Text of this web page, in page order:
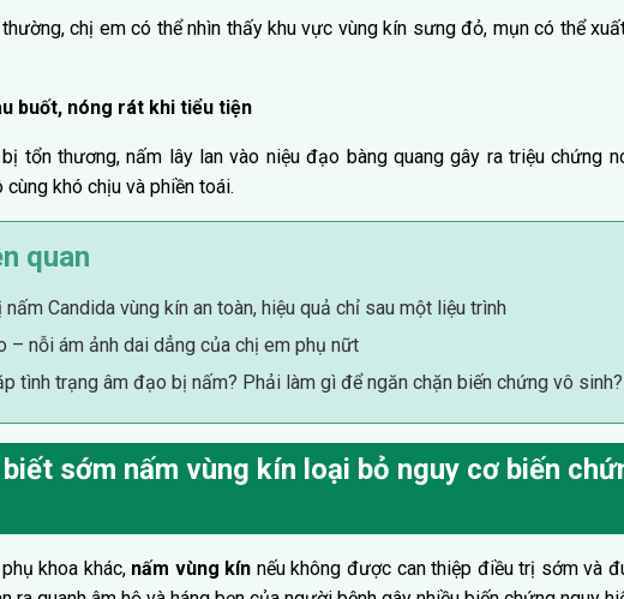
chị em có thể nhìn thấy khu vực vùng kín sưng đỏ, mụn có thể
buốt, nóng rát khi tiểu tiện
tổn thương, nấm lây lan vào niệu đạo bàng quang gây ra triệu chứng
khó chịu và phiền toái.
quan
nấm Candida vùng kín an toàn, hiệu quả chỉ sau một liệu trình
– nỗi ám ảnh dai dẳng của chị em phụ nữt
tình trạng âm đạo bị nấm? Phải làm gì để ngăn chặn biến chứng vô sinh?
sớm nấm vùng kín loại bỏ nguy cơ biến
khoa khác,nấm vùng kín nếu không được can thiệp điều trị sớm và